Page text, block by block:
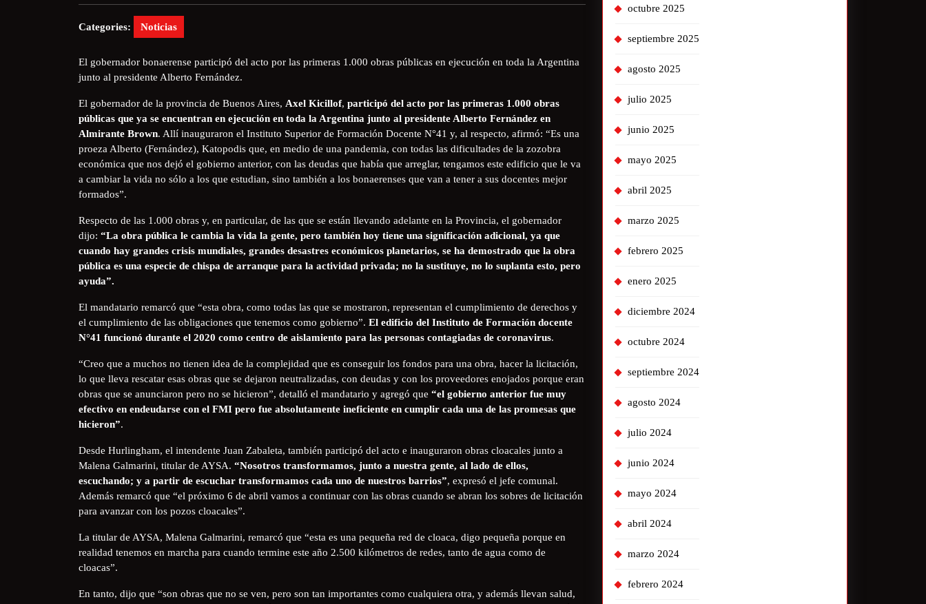
Categories: Noticias
El gobernador bonaerense participó del acto por las primeras 1.000 obras públicas en ejecución en toda la Argentina
junto al presidente Alberto Fernández.
El gobernador de la provincia de Buenos Aires, Axel Kicillof, participó del acto por las primeras 1.000 obras
públicas que ya se encuentran en ejecución en toda la Argentina junto al presidente Alberto Fernández en
Almirante Brown. Allí inauguraron el Instituto Superior de Formación Docente N°41 y, al respecto, afirmó: “Es una
proeza Alberto (Fernández), Katopodis que, en medio de una pandemia, con todas las dificultades de la zozobra
económica que nos dejó el gobierno anterior, con las deudas que había que arreglar, tengamos este edificio que le va
a cambiar la vida no sólo a los que estudian, sino también a los bonaerenses que van a tener a sus docentes mejor
formados”.
Respecto de las 1.000 obras y, en particular, de las que se están llevando adelante en la Provincia, el gobernador
dijo: “La obra pública le cambia la vida la gente, pero también hoy tiene una significación adicional, ya que
cuando hay grandes crisis mundiales, grandes desastres económicos planetarios, se ha demostrado que la obra
pública es una especie de chispa de arranque para la actividad privada; no la sustituye, no lo suplanta esto, pero
ayuda”.
El mandatario remarcó que “esta obra, como todas las que se mostraron, representan el cumplimiento de derechos y
el cumplimiento de las obligaciones que tenemos como gobierno”. El edificio del Instituto de Formación docente
N°41 funcionó durante el 2020 como centro de aislamiento para las personas contagiadas de coronavirus.
“Creo que a muchos no tienen idea de la complejidad que es conseguir los fondos para una obra, hacer la licitación,
lo que lleva rescatar esas obras que se dejaron neutralizadas, con deudas y con los proveedores enojados porque eran
obras que se anunciaron pero no se hicieron”, detalló el mandatario y agregó que “el gobierno anterior fue muy
efectivo en endeudarse con el FMI pero fue absolutamente ineficiente en cumplir cada una de las promesas que
hicieron”.
Desde Hurlingham, el intendente Juan Zabaleta, también participó del acto e inauguraron obras cloacales junto a
Malena Galmarini, titular de AYSA. “Nosotros transformamos, junto a nuestra gente, al lado de ellos,
escuchando; y a partir de escuchar transformamos cada uno de nuestros barrios”, expresó el jefe comunal.
Además remarcó que “el próximo 6 de abril vamos a continuar con las obras cuando se abran los sobres de licitación
para avanzar con los pozos cloacales”.
La titular de AYSA, Malena Galmarini, remarcó que “esta es una pequeña red de cloaca, digo pequeña porque en
realidad tenemos en marcha para cuando termine este año 2.500 kilómetros de redes, tanto de agua como de
cloacas”.
En tanto, dijo que “son obras que no se ven, pero son tan importantes como cualquiera otra, y además llevan salud,
octubre 2025
septiembre 2025
agosto 2025
julio 2025
junio 2025
mayo 2025
abril 2025
marzo 2025
febrero 2025
enero 2025
diciembre 2024
octubre 2024
septiembre 2024
agosto 2024
julio 2024
junio 2024
mayo 2024
abril 2024
marzo 2024
febrero 2024